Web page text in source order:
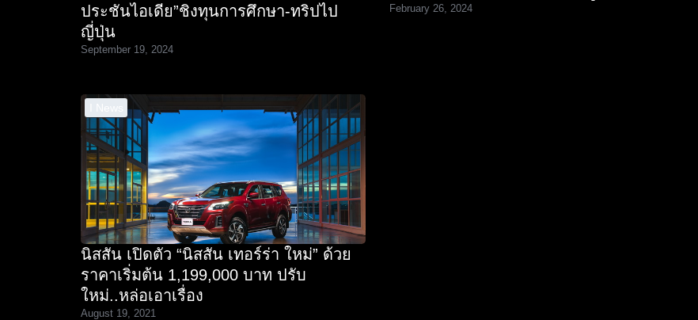
ประชันไอเดีย”ชิงทุนการศึกษา-ทริปไป
ญี่ปุ่น
September 19, 2024
February 26, 2024
I News
นิสสัน เปิดตัว “นิสสัน เทอร์ร่า ใหม่” ด้วย
ราคาเริ่มต้น 1,199,000 บาท ปรับ
ใหม่..หล่อเอาเรื่อง
August 19, 2021